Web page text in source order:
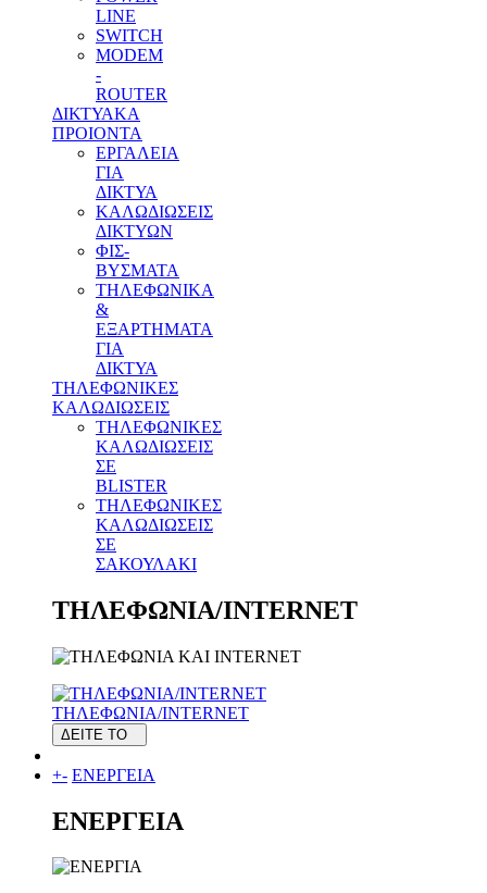
LINE
SWITCH
MODEM
-
ROUTER
ΔΙΚΤΥΑΚΑ
ΠΡΟΙΟΝΤΑ
ΕΡΓΑΛΕΙΑ
ΓΙΑ
ΔΙΚΤΥΑ
ΚΑΛΩΔΙΩΣΕΙΣ
ΔΙΚΤΥΩΝ
ΦΙΣ-
ΒΥΣΜΑΤΑ
THΛΕΦΩΝΙΚΑ
&
ΕΞΑΡΤΗΜΑΤΑ
ΓΙΑ
ΔΙΚΤΥΑ
ΤΗΛΕΦΩΝΙΚΕΣ
ΚΑΛΩΔΙΩΣΕΙΣ
ΤΗΛΕΦΩΝΙΚΕΣ
ΚΑΛΩΔΙΩΣΕΙΣ
ΣΕ
BLISTER
ΤΗΛΕΦΩΝΙΚΕΣ
ΚΑΛΩΔΙΩΣΕΙΣ
ΣΕ
ΣΑΚΟΥΛΑΚΙ
ΤΗΛΕΦΩΝΙΑ/INTERNET
ΤΗΛΕΦΩΝΙΑ/INTERNET
ΔΕΙΤΕ ΤΟ
+- ΕΝΕΡΓΕΙΑ
ΕΝΕΡΓΕΙΑ